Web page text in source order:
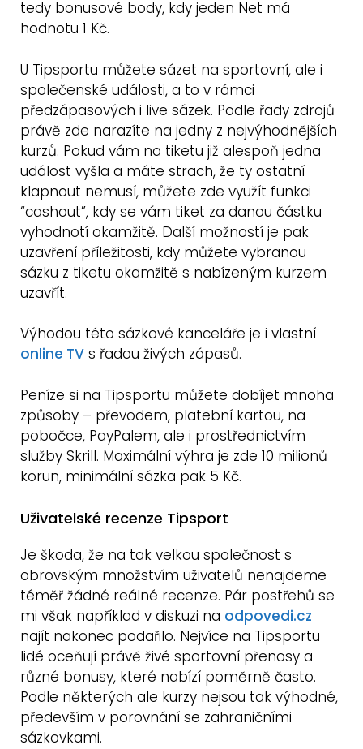
tedy bonusové body, kdy jeden Net má
hodnotu 1 Kč.
U Tipsportu můžete sázet na sportovní, ale i
společenské události, a to v rámci
předzápasových i live sázek. Podle řady zdrojů
právě zde narazíte na jedny z nejvýhodnějších
kurzů. Pokud vám na tiketu již alespoň jedna
událost vyšla a máte strach, že ty ostatní
klapnout nemusí, můžete zde využít funkci
“cashout”, kdy se vám tiket za danou částku
vyhodnotí okamžitě. Další možností je pak
uzavření příležitosti, kdy můžete vybranou
sázku z tiketu okamžitě s nabízeným kurzem
uzavřít.
Výhodou této sázkové kanceláře je i vlastní
online TV s řadou živých zápasů.
Peníze si na Tipsportu můžete dobíjet mnoha
způsoby – převodem, platební kartou, na
pobočce, PayPalem, ale i prostřednictvím
služby Skrill. Maximální výhra je zde 10 milionů
korun, minimální sázka pak 5 Kč.
Uživatelské recenze Tipsport
Je škoda, že na tak velkou společnost s
obrovským množstvím uživatelů nenajdeme
téměř žádné reálné recenze. Pár postřehů se
mi však například v diskuzi na odpovedi.cz
najít nakonec podařilo. Nejvíce na Tipsportu
lidé oceňují právě živé sportovní přenosy a
různé bonusy, které nabízí poměrně často.
Podle některých ale kurzy nejsou tak výhodné,
především v porovnání se zahraničními
sázkovkami.